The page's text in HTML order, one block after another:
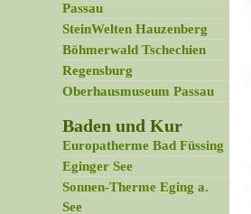
Passau
SteinWelten Hauzenberg
Böhmerwald Tschechien
Regensburg
Oberhausmuseum Passau
Baden und Kur
Europatherme Bad Füssing
Eginger See
Sonnen-Therme Eging a.
See